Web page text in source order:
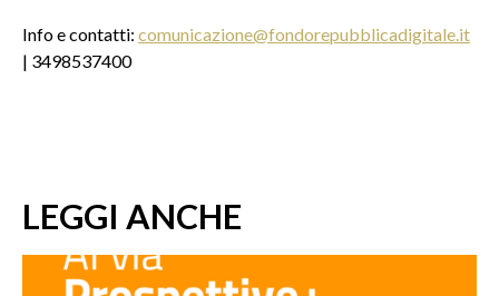
Info e contatti: comunicazione@fondorepubblicadigitale.it
| 3498537400
LEGGI ANCHE